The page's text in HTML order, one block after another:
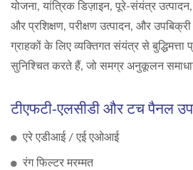
योजना, यांत्रिक डिज़ाइन, पूरे-संयंत्र
और प्रशिक्षण, परीक्षण उत्पादन, और
ग्राहकों के लिए व्यक्तिगत संयंत्र से बुद्धिमत्ता
सुनिश्चित करते हैं, जो समग्र अनुकूलन
टीएफटी-एलसीडी और टच पैनल
एरे एडीआई / एई एओआई
रंग फिल्टर मरम्मत